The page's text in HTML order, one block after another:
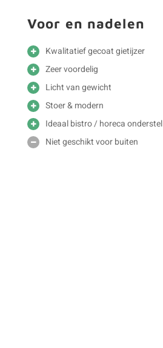
Voor en nadelen
Kwalitatief gecoat gietijzer
Zeer voordelig
Licht van gewicht
Stoer & modern
Ideaal bistro / horeca onderstel
Niet geschikt voor buiten